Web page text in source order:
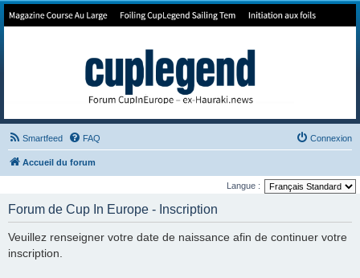
Forum de Cup In Europe
Smartfeed FAQ Connexion
Accueil du forum
Langue :
Forum de Cup In Europe - Inscription
Veuillez renseigner votre date de naissance afin de continuer votre
inscription.